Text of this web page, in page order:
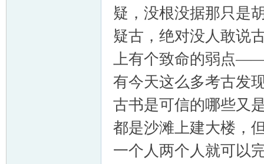
疑，没根没据那只是
疑古，绝对没人敢说
上有个致命的弱点——
有今天这么多考古发
古书是可信的哪些又
都是沙滩上建大楼，
一个人两个人就可以